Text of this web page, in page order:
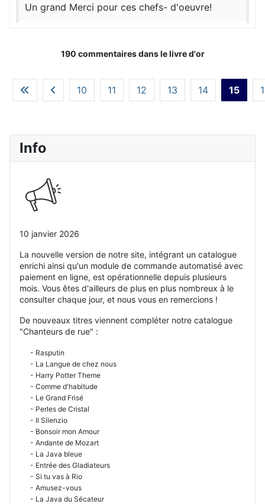
Info
10 janvier 2026
La nouvelle version de notre site, intégrant un catalogue
enrichi ainsi qu'un module de commande automatisé avec
paiement en ligne, est opérationnelle depuis plusieurs
mois. Vous êtes d'ailleurs de plus en plus nombreux à le
consulter chaque jour, et nous vous en remercions !
De nouveaux titres viennent compléter notre catalogue
"Chanteurs de rue" :
- Rasputin
- La Langue de chez nous
- Harry Potter Theme
- Comme d'habitude
- Le Grand Frisé
- Perles de Cristal
- Il Silenzio
- Bonsoir mon Amour
- Andante de Mozart
- La Java bleue
- Entrée des Gladiateurs
- Si tu vas à Rio
- Amusez-vous
- La Java du Sécateur
Un grand Merci pour ces chefs- d'oeuvre!
190 commentaires dans le livre d'or
10 11 12 13 14 15